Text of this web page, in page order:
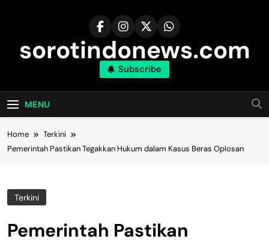
sorotindonews.com
Subscribe
MENU
Home
Terkini
Pemerintah Pastikan Tegakkan Hukum dalam Kasus Beras Oplosan
Terkini
Pemerintah Pastikan